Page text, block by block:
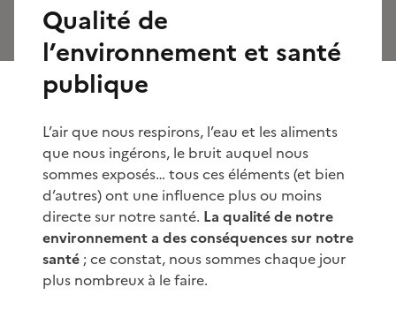
Qualité de
l’environnement et santé
publique
L’air que nous respirons, l’eau et les aliments
que nous ingérons, le bruit auquel nous
sommes exposés… tous ces éléments (et bien
d’autres) ont une influence plus ou moins
directe sur notre santé. La qualité de notre
environnement a des conséquences sur notre
santé ; ce constat, nous sommes chaque jour
plus nombreux à le faire.